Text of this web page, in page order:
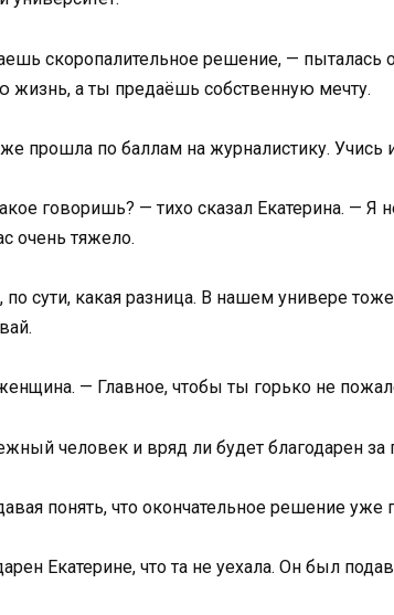
скоропалительное решение, — пыталась
жизнь, а ты предаёшь собственную мечту.
прошла по баллам на журналистику. Учись
говоришь? — тихо сказал Екатерина. — Я
очень тяжело.
по сути, какая разница. В нашем универе
— Главное, чтобы ты горько не
человек и вряд ли будет благодарен за
понять, что окончательное решение уже
Екатерине, что та не уехала. Он был